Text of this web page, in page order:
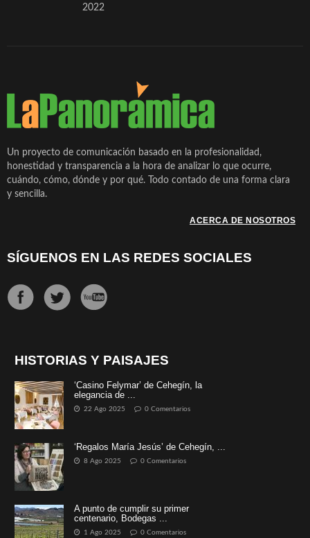
2022
Un proyecto de comunicación basado en la profesionalidad,
honestidad y transparencia a la hora de analizar lo que ocurre,
cuándo, cómo, dónde y por qué. Todo contado de una forma clara
y sencilla.
ACERCA DE NOSOTROS
SÍGUENOS EN LAS REDES SOCIALES
HISTORIAS Y PAISAJES
‘Casino Felymar’ de Cehegín, la
elegancia de ...
22 Ago 2025 0 Comentarios
‘Regalos María Jesús’ de Cehegín, ...
8 Ago 2025 0 Comentarios
A punto de cumplir su primer
centenario, Bodegas ...
1 Ago 2025 0 Comentarios